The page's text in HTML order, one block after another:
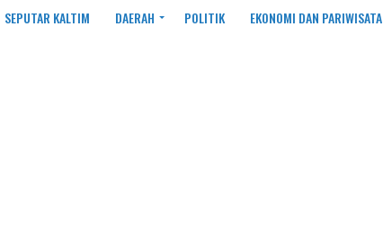
SEPUTAR KALTIM DAERAH POLITIK EKONOMI DAN PARIWISATA